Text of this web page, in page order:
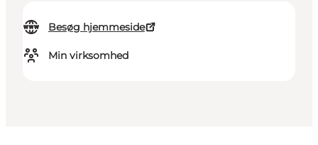
Besøg hjemmeside
Min virksomhed